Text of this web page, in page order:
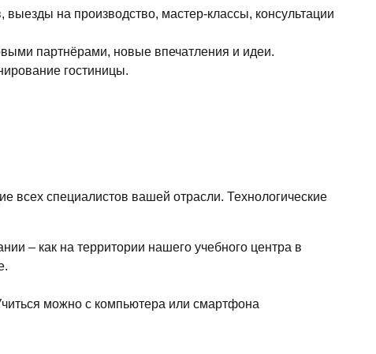
на производство, мастер-классы, консультации
партнёрами, новые впечатления и идеи.
гостиницы.
специалистов вашей отрасли. Технологические
– как на территории нашего учебного центра в
можно с компьютера или смартфона